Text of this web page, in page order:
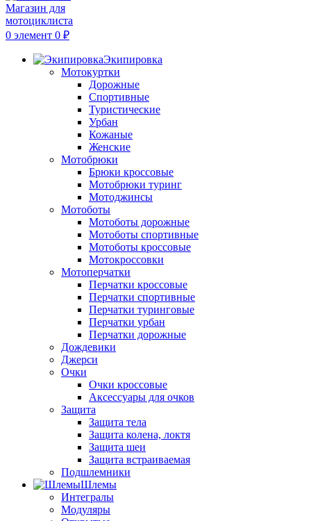
0 элемент 0 ₽
Экипировка
Мотокуртки
Дорожные
Спортивные
Туристические
Урбан
Кожаные
Женские
Мотобрюки
Брюки кроссовые
Мотобрюки туринг
Мотоджинсы
Мотоботы
Мотоботы дорожные
Мотоботы спортивные
Мотоботы кроссовые
Мотокроссовки
Мотоперчатки
Перчатки кроссовые
Перчатки спортивные
Перчатки туринговые
Перчатки урбан
Перчатки дорожные
Дождевики
Джерси
Очки
Очки кроссовые
Аксессуары для очков
Защита
Защита тела
Защита колена, локтя
Защита шеи
Защита встраиваемая
Подшлемники
Шлемы
Интегралы
Модуляры